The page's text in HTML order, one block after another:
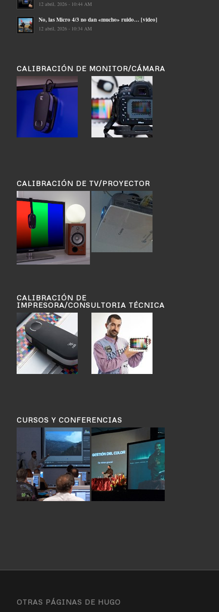
12 abril, 2026 - 10:44 AM
No, las Micro 4/3 no dan «mucho» ruido… [video]
12 abril, 2026 - 10:34 AM
CALIBRACIÓN DE MONITOR/CÁMARA
CALIBRACIÓN DE TV/PROYECTOR
CALIBRACIÓN DE
IMPRESORA/CONSULTORIA TÉCNICA
CURSOS Y CONFERENCIAS
OTRAS PÁGINAS DE HUGO